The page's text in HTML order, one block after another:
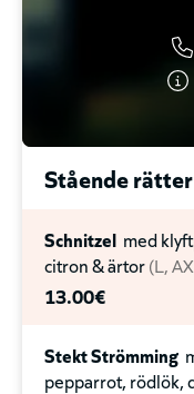
Marinans
saltgurka,
18.90€
Pizza L
14.90€
16.90€
Stående rätter
Schnitzel med
citron & ärtor L AX
13.00€
Stekt Strömming
pepparrot, rödlök,